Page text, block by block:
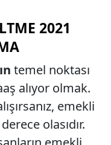
2021
temel noktası
alıyor olmak.
emekli
olasıdır.